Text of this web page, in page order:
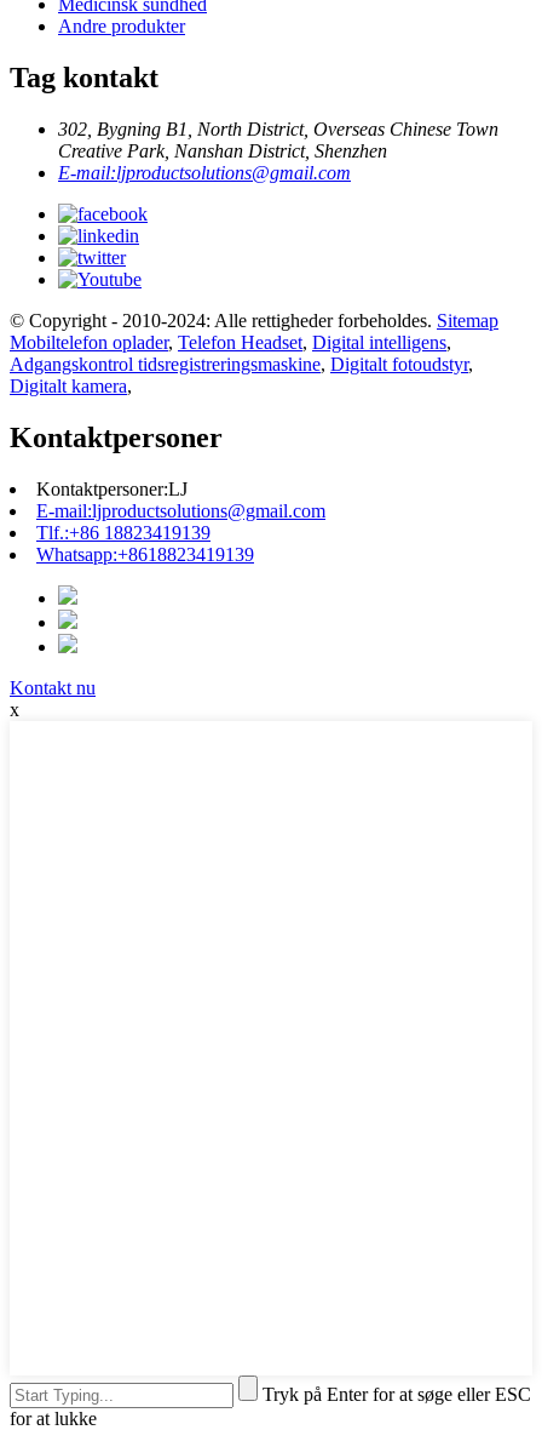
Andre produkter
Tag kontakt
302, Bygning B1, North District, Overseas Chinese Town
Creative Park, Nanshan District, Shenzhen
E-mail:ljproductsolutions@gmail.com
© Copyright - 2010-2024: Alle rettigheder forbeholdes. Sitemap
Mobiltelefon oplader, Telefon Headset, Digital intelligens,
Adgangskontrol tidsregistreringsmaskine, Digitalt fotoudstyr,
Digitalt kamera,
Kontaktpersoner
Kontaktpersoner:LJ
E-mail:ljproductsolutions@gmail.com
Tlf.:+86 18823419139
Whatsapp:+8618823419139
Kontakt nu
x
Tryk på Enter for at søge eller ESC
for at lukke